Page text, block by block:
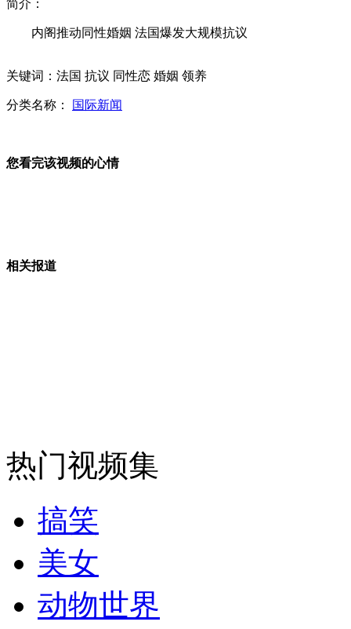
拍客：美国中学生昆明演唱《童年》
17万元公款被出纳妻子当垃圾误烧
山西运城恶犬咬伤多人 警民合力深夜将其击毙
女孩北京地铁殴打老人 痛下狠手拳打脚踢
无痛分娩是否安全 医生回应
简介：
内阁推动同性婚姻 法国爆发大规模抗议
关键词：法国 抗议 同性恋 婚姻 领养
分类名称： 国际新闻
您看完该视频的心情
相关报道
热门视频集
搞笑
美女
动物世界